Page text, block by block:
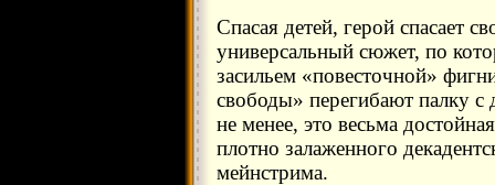
Спасая детей, герой спасает
универсальный сюжет, по
засильем «повесточной»
свободы» перегибают палку с
не менее, это весьма
плотно залаженного
мейнстрима.